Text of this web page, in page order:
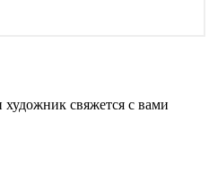
свяжется с вами